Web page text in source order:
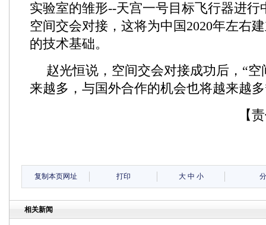
实验室的雏形--天宫一号目标飞行器进行
空间交会对接，这将为中国2020年左右
的技术基础。
赵光恒说，空间交会对接成功后，“
来越多，与国外合作的机会也将越来越
【
复制本页网址 打印 大 中 小
相关新闻